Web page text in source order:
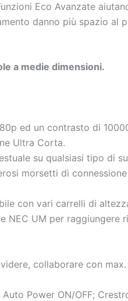
Eco Avanzate
danno più spazio al
a medie dimensioni.
ed un contrasto di
Ultra Corta.
su qualsiasi tipo di
morsetti di
con vari carrelli di
NEC UM per
collaborare con
Auto Power ON/OFF;